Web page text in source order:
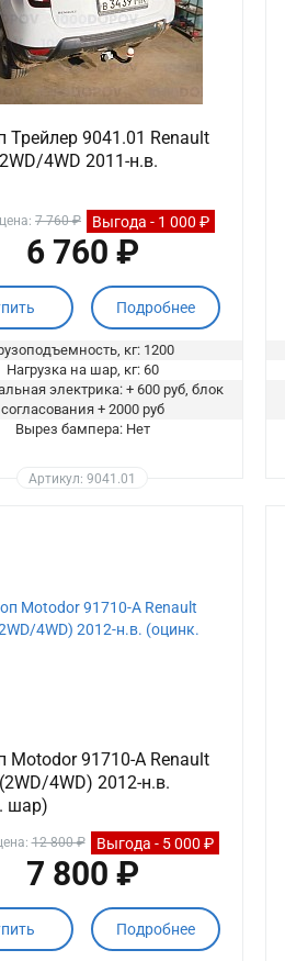
Трейлер 9041.01 Renault
4WD 2011-н.в.
7 760 ₽ Выгода - 1 000 ₽
6 760 ₽
Подробнее
кг: 1200
Нагрузка на шар, кг: 60
электрика: + 600 руб, блок
согласования + 2000 руб
Вырез бампера: Нет
Артикул: 9041.01
Motodor 91710-А Renault
4WD) 2012-н.в.
шар)
12 800 ₽ Выгода - 5 000 ₽
7 800 ₽
Подробнее